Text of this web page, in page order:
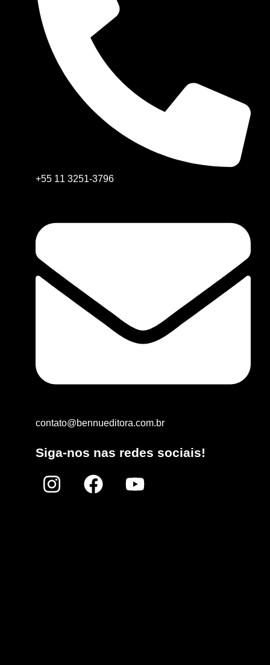
+55 11 3251-3796
contato@bennueditora.com.br
Siga-nos nas redes sociais!